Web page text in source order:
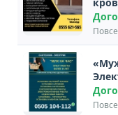
«Муж